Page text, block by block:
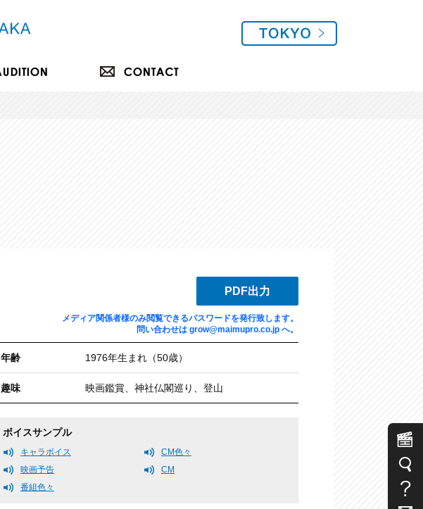
PDF出力
メディア関係者様のみ閲覧できるパスワードを発行致します。
問い合わせは grow@maimupro.co.jp へ。
年齢 1976年⽣まれ（50歳）
趣味 映画鑑賞、神社仏閣巡り、登山
ボイスサンプル
キャラボイス
CM色々
映画予告
CM
番組色々